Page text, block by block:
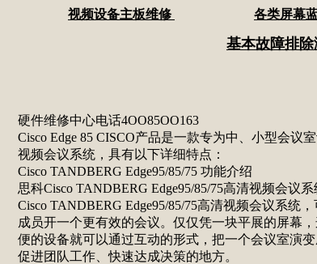
视频设备主板维修 各类屏幕
基本故障排
硬件维修中心电话4OO85OO163
Cisco Edge 85 CISCO产品是一款专为中、小型会议
视频会议系统，具有以下详细特点：
Cisco TANDBERG Edge95/85/75 功能介绍
思科Cisco TANDBERG Edge95/85/75高清视频会议
Cisco TANDBERG Edge95/85/75高清视频会议系统
成员开一个更有效的会议。仅仅凭一块平展的屏幕
便的设备就可以通过互动的形式，把一个会议室演
促进团队工作、快速达成决策的地方。